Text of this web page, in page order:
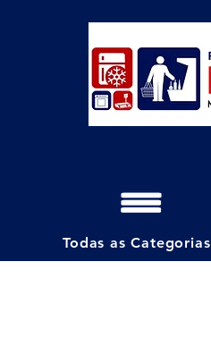
Todas as Categorias